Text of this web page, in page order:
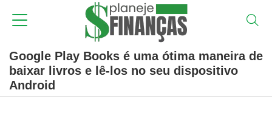
Google Play Books é uma ótima maneira de
baixar livros e lê-los no seu dispositivo
Android